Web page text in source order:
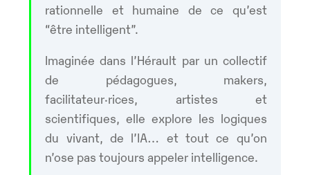
rationnelle et humaine de ce qu’est
“être intelligent”.
Imaginée dans l’Hérault par un collectif
de pédagogues, makers,
facilitateur·rices, artistes et
scientifiques, elle explore les logiques
du vivant, de l’IA… et tout ce qu’on
n’ose pas toujours appeler intelligence.